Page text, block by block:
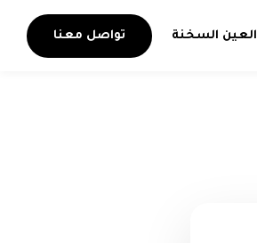
العين السخنة تواصل معنا